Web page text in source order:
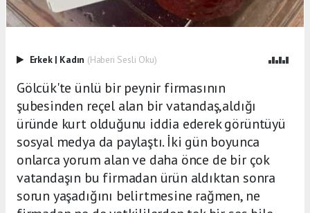
Erkek | Kadın (Haberi Sesli Oku)
Gölcük'te ünlü bir peynir firmasının
şubesinden reçel alan bir vatandaş,aldığı
üründe kurt olduğunu iddia ederek görüntüyü
sosyal medya da paylaştı. İki gün boyunca
onlarca yorum alan ve daha önce de bir çok
vatandaşın bu firmadan ürün aldıktan sonra
sorun yaşadığını belirtmesine rağmen, ne